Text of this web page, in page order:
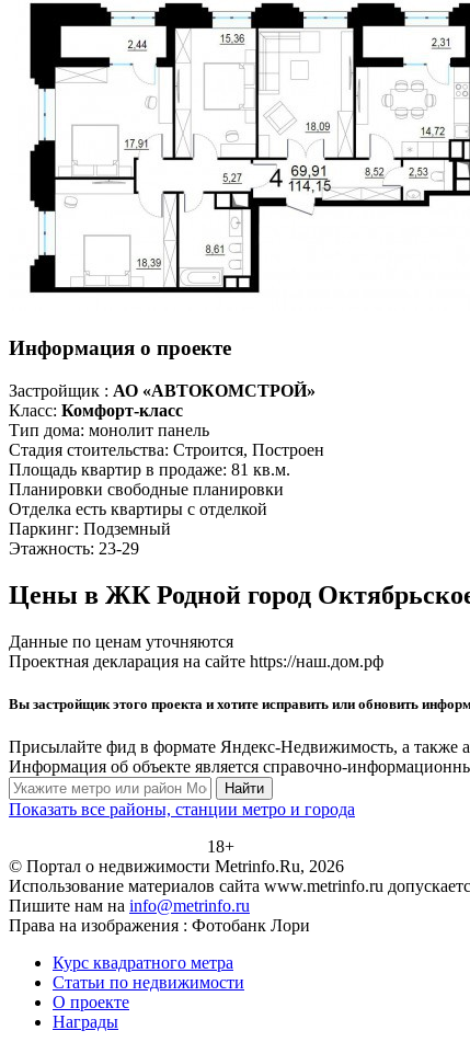
Информация о проекте
Застройщик : АО «АВТОКОМСТРОЙ»
Класс: Комфорт-класс
Тип дома: монолит панель
Стадия стоительства: Строится, Построен
Площадь квартир в продаже: 81 кв.м.
Планировки свободные планировки
Отделка есть квартиры с отделкой
Паркинг: Подземный
Этажность: 23-29
Цены в ЖК Родной город
Данные по ценам уточняются
Проектная декларация на сайте https://наш.дом.рф
Вы застройщик этого проекта и хотите исправить или обновить
Присылайте фид в формате Яндекс-Недвижимость, а
Информация об объекте является справочно-
Найти
Показать все районы, станции метро и города
18+
© Портал о недвижимости Metrinfo.Ru, 2026
Использование материалов сайта www.metrinfo.ru
Пишите нам на info@metrinfo.ru
Права на изображения : Фотобанк Лори
Курс квадратного метра
Статьи по недвижимости
О проекте
Награды